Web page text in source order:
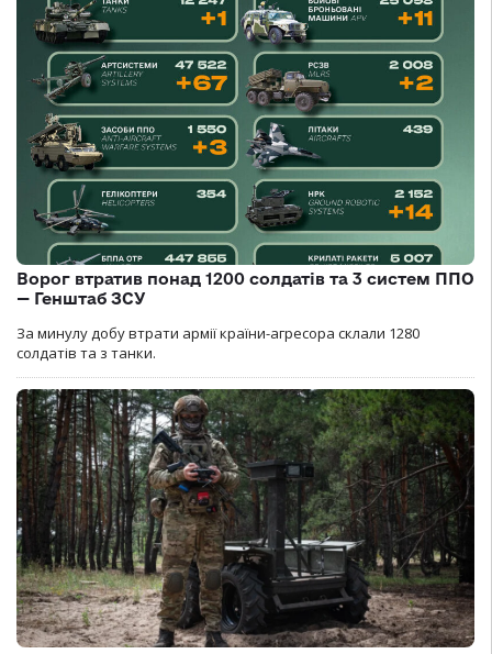
Ворог втратив понад 1200 солдатів та 3 систем ППО
— Генштаб ЗСУ
За минулу добу втрати армії країни-агресора склали 1280
солдатів та з танки.